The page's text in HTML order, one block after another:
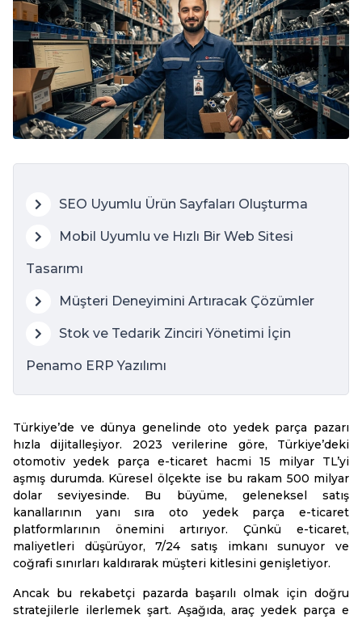
SEO Uyumlu Ürün Sayfaları Oluşturma
Mobil Uyumlu ve Hızlı Bir Web Sitesi
Tasarımı
Müşteri Deneyimini Artıracak Çözümler
Stok ve Tedarik Zinciri Yönetimi İçin
Penamo ERP Yazılımı
Türkiye’de ve dünya genelinde oto yedek parça pazarı
hızla dijitalleşiyor. 2023 verilerine göre, Türkiye’deki
otomotiv yedek parça e-ticaret hacmi 15 milyar TL’yi
aşmış durumda. Küresel ölçekte ise bu rakam 500 milyar
dolar seviyesinde. Bu büyüme, geleneksel satış
kanallarının yanı sıra oto yedek parça e-ticaret
platformlarının önemini artırıyor. Çünkü e-ticaret,
maliyetleri düşürüyor, 7/24 satış imkanı sunuyor ve
coğrafi sınırları kaldırarak müşteri kitlesini genişletiyor.
Ancak bu rekabetçi pazarda başarılı olmak için doğru
stratejilerle ilerlemek şart. Aşağıda, araç yedek parça e